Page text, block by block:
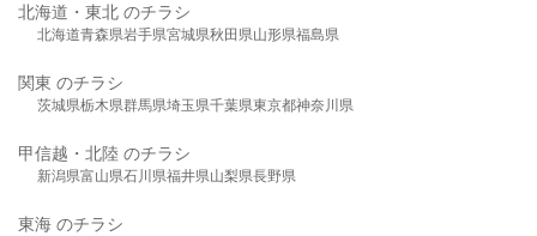
北海道・東北 のチラシ
北海道青森県岩手県宮城県秋田県山形県福島県
関東 のチラシ
茨城県栃木県群馬県埼玉県千葉県東京都神奈川県
甲信越・北陸 のチラシ
新潟県富山県石川県福井県山梨県長野県
東海 のチラシ